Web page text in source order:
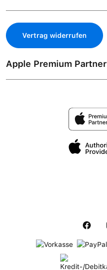
Vertrag widerrufen
Apple Premium Partner